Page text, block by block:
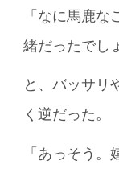
「なに馬鹿
緒だったでし
と、バッサリ
く逆だった。
「あっそう